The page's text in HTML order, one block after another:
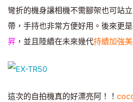
彎折的機身讓相機不需腳架也可站
帶，手持也非常方便好用。後來更
昇 ，並且陸續在未來幾代持續加強
這次的自拍機真的好漂亮阿！！